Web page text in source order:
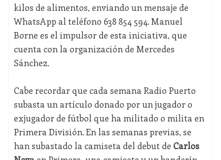
kilos de alimentos, enviando un mensaje de
WhatsApp al teléfono 638 854 594. Manuel
Borne es el impulsor de esta iniciativa, que
cuenta con la organización de Mercedes
Sánchez.
Cabe recordar que cada semana Radio Puerto
subasta un artículo donado por un jugador o
exjugador de fútbol que ha militado o milita en
Primera División. En las semanas previas, se
han subastado la camiseta del debut de Carlos